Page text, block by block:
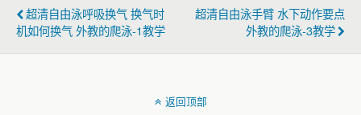
超清自由泳呼吸换气 换气时
机如何换气 外教的爬泳-1教学
超清自由泳手臂 水下动作要点
外教的爬泳-3教学
返回顶部